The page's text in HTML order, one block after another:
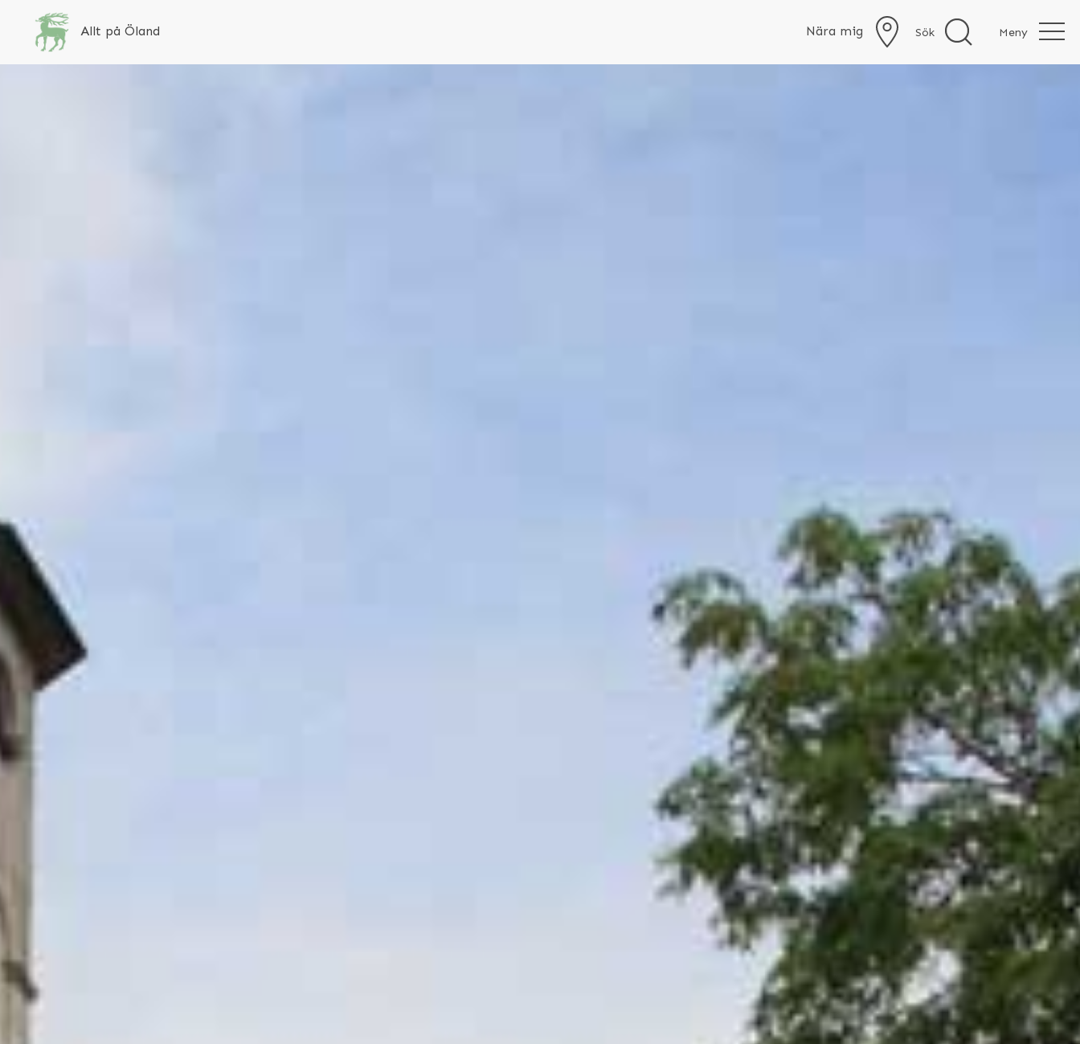
Allt på Öland Nära mig Sök Meny